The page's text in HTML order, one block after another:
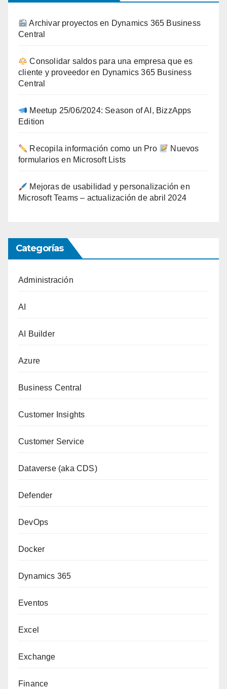
Archivar proyectos en Dynamics 365 Business
Central
Consolidar saldos para una empresa que es
cliente y proveedor en Dynamics 365 Business
Central
Meetup 25/06/2024: Season of AI, BizzApps
Edition
Recopila información como un Pro
Nuevos
formularios en Microsoft Lists
Mejoras de usabilidad y personalización en
Microsoft Teams – actualización de abril 2024
Categorías
Administración
AI
AI Builder
Azure
Business Central
Customer Insights
Customer Service
Dataverse (aka CDS)
Defender
DevOps
Docker
Dynamics 365
Eventos
Excel
Exchange
Finance